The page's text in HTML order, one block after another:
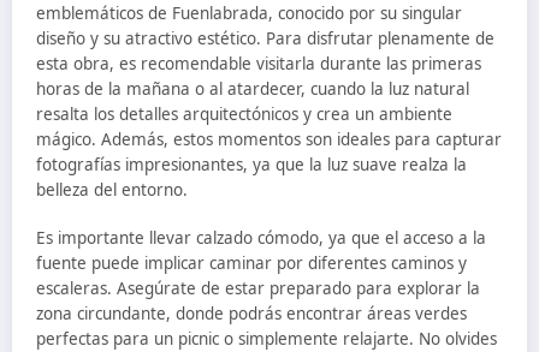
emblemáticos de Fuenlabrada, conocido por su singular
diseño y su atractivo estético. Para disfrutar plenamente de
esta obra, es recomendable visitarla durante las primeras
horas de la mañana o al atardecer, cuando la luz natural
resalta los detalles arquitectónicos y crea un ambiente
mágico. Además, estos momentos son ideales para capturar
fotografías impresionantes, ya que la luz suave realza la
belleza del entorno.
Es importante llevar calzado cómodo, ya que el acceso a la
fuente puede implicar caminar por diferentes caminos y
escaleras. Asegúrate de estar preparado para explorar la
zona circundante, donde podrás encontrar áreas verdes
perfectas para un picnic o simplemente relajarte. No olvides